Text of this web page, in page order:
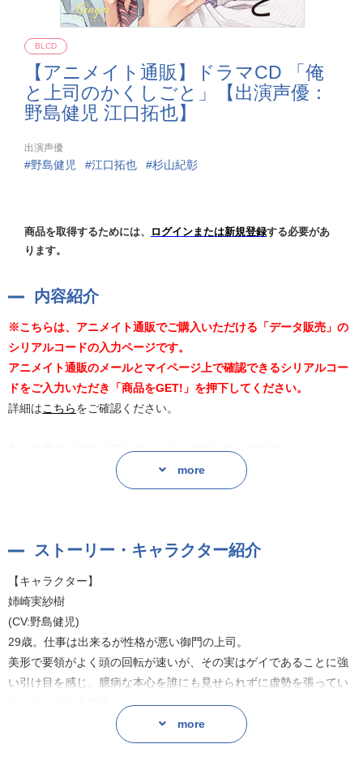
【アニメイト通販】ドラマCD 「俺
と上司のかくしごと」【出演声優：
野島健児 江口拓也】
BLCD
出演声優
野島健児 江口拓也 杉山紀彰
商品を取得するためには、 ログインまたは新規登録する必要があ
ります。
内容紹介
※こちらは、アニメイト通販でご購入いただける「データ販売」の
シリアルコードの入力ページです。
アニメイト通販のメールとマイページ上で確認できるシリアルコー
ドをご入力いただき「商品をGET!」を押下してください。
詳細はこちらをご確認ください。
なんか危ないですよアンタ……こっちがハラハラする
隠れドルオタ部下×貞操観念低めのキチク上司による下克上ラブ!
隠れアイドルオタクの御門は、そんな姉崎が大嫌い。
だが、そんな姉崎とラブホに泊まることになってしまった御門。
しかも、そこで突然、姉崎にのっかられて、エロいことをされてし
まい――!?
more
ストーリー・キャラクター紹介
【キャラクター】
姉崎実紗樹
(CV:野島健児)
29歳。仕事は出来るが性格が悪い御門の上司。
美形で要領がよく頭の回転が速いが、その実はゲイであることに強
い引け目を感じ、臆病な本心を誰にも見せられずに虚勢を張ってい
more